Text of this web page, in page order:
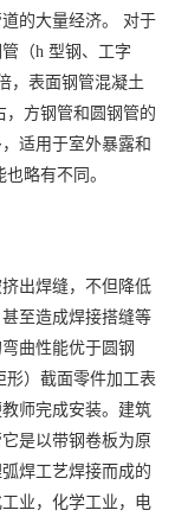
的大量经济。 对于
（h 型钢、工字
，表面钢管混凝土
，方钢管和圆钢管的
适用于室外暴露和
略有不同。
出焊缝，不但降低
至造成焊接搭缝等
曲性能优于圆钢
形）截面零件加工表
师完成安装。建筑
是以带钢卷板为原
焊工艺焊接而成的
业，化学工业，电